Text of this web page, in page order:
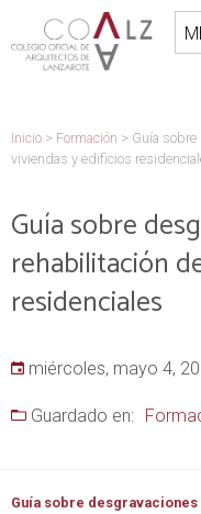
Inicio > Formación > Guía
viviendas y edificios
Guía sobre
rehabilitación
residenciales
miércoles, mayo 4,
Guardado en:
Guía sobre